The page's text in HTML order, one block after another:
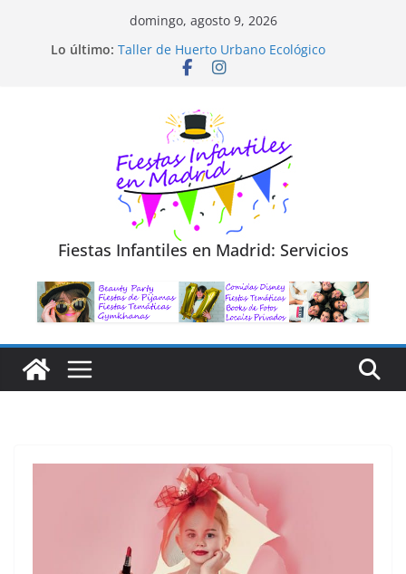
domingo, agosto 9, 2026
Lo último: Taller de Huerto Urbano Ecológico
TALLER FOTOGRAFÍA LA NATURALEZA
Trivial Virtual para niños
Fiestas Infantiles en Madrid: Servicios